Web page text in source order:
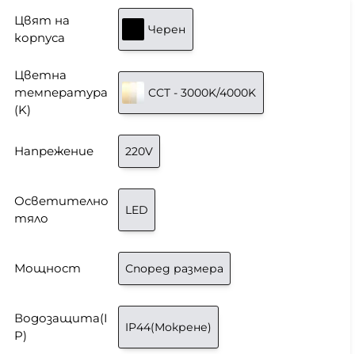
Цвят на
корпуса
Черен
Цветна
температура
(K)
CCT - 3000K/4000K
Напрежение 220V
Осветително
тяло
LED
Мощност Според размера
Водозащита(I
P)
IP44(Мокрене)